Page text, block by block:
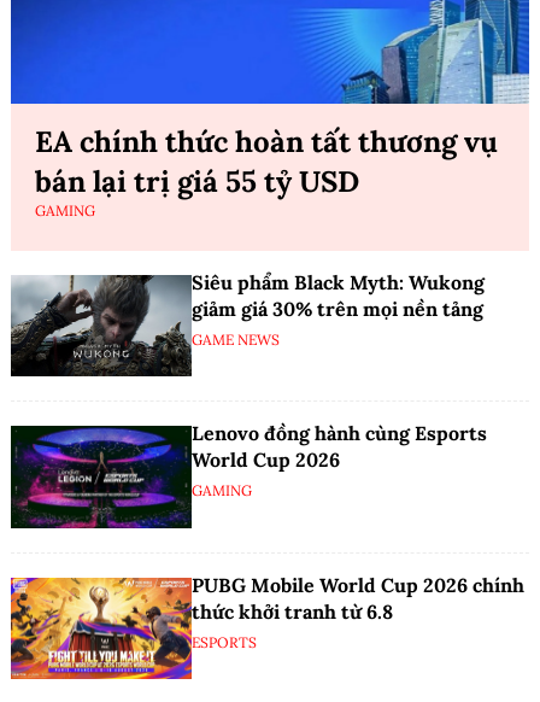
EA chính thức hoàn tất thương vụ
bán lại trị giá 55 tỷ USD
GAMING
Siêu phẩm Black Myth: Wukong
giảm giá 30% trên mọi nền tảng
GAME NEWS
Lenovo đồng hành cùng Esports
World Cup 2026
GAMING
PUBG Mobile World Cup 2026 chính
thức khởi tranh từ 6.8
ESPORTS